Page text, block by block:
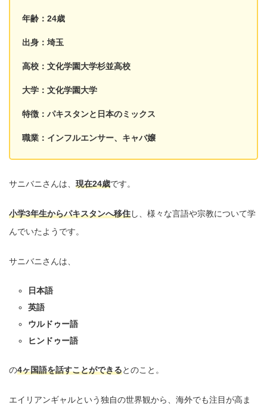
年齢：24歳
出身：埼玉
高校：文化学園大学杉並高校
大学：文化学園大学
特徴：パキスタンと日本のミックス
職業：インフルエンサー、キャバ嬢
サニバニさんは、 現在24歳です。
小学3年生からパキスタンへ移住し、様々な言語や宗教について学
んでいたようです。
サニバニさんは、
日本語
英語
ウルドゥー語
ヒンドゥー語
の4ヶ国語を話すことができるとのこと。
エイリアンギャルという独自の世界観から、海外でも注目が高ま